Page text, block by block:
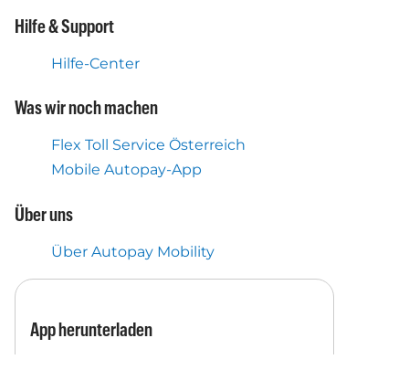
Hilfe & Support
Hilfe-Center
Was wir noch machen
Flex Toll Service Österreich
Mobile Autopay-App
Über uns
Über Autopay Mobility
App herunterladen